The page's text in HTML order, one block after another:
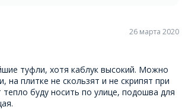
26 марта 2020
туфли, хотя каблук высокий. Можно
на плитке не скользят и не скрипят при
тепло буду носить по улице, подошва для